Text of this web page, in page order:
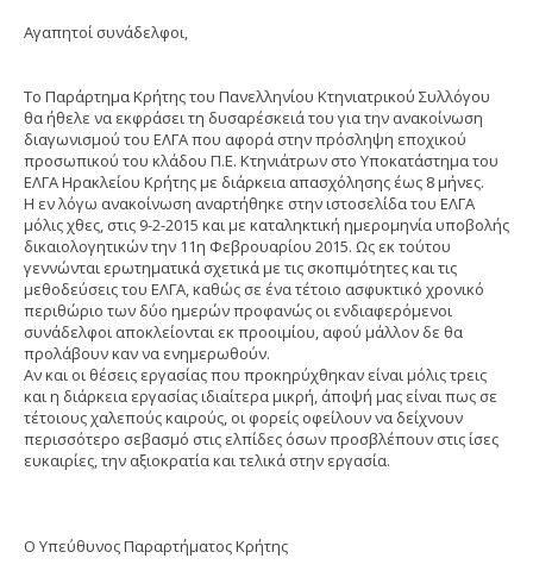
Αγαπητοί συνάδελφοι,
Το Παράρτημα Κρήτης του Πανελληνίου Κτηνιατρικού Συλλόγου
θα ήθελε να εκφράσει τη δυσαρέσκειά του για την ανακοίνωση
διαγωνισμού του ΕΛΓΑ που αφορά στην πρόσληψη εποχικού
προσωπικού του κλάδου Π.Ε. Κτηνιάτρων στο Υποκατάστημα του
ΕΛΓΑ Ηρακλείου Κρήτης με διάρκεια απασχόλησης έως 8 μήνες.
Η εν λόγω ανακοίνωση αναρτήθηκε στην ιστοσελίδα του ΕΛΓΑ
μόλις χθες, στις 9-2-2015 και με καταληκτική ημερομηνία υποβολής
δικαιολογητικών την 11η Φεβρουαρίου 2015. Ως εκ τούτου
γεννώνται ερωτηματικά σχετικά με τις σκοπιμότητες και τις
μεθοδεύσεις του ΕΛΓΑ, καθώς σε ένα τέτοιο ασφυκτικό χρονικό
περιθώριο των δύο ημερών προφανώς οι ενδιαφερόμενοι
συνάδελφοι αποκλείονται εκ προοιμίου, αφού μάλλον δε θα
προλάβουν καν να ενημερωθούν.
Αν και οι θέσεις εργασίας που προκηρύχθηκαν είναι μόλις τρεις
και η διάρκεια εργασίας ιδιαίτερα μικρή, άποψή μας είναι πως σε
τέτοιους χαλεπούς καιρούς, οι φορείς οφείλουν να δείχνουν
περισσότερο σεβασμό στις ελπίδες όσων προσβλέπουν στις ίσες
ευκαιρίες, την αξιοκρατία και τελικά στην εργασία.
Ο Υπεύθυνος Παραρτήματος Κρήτης